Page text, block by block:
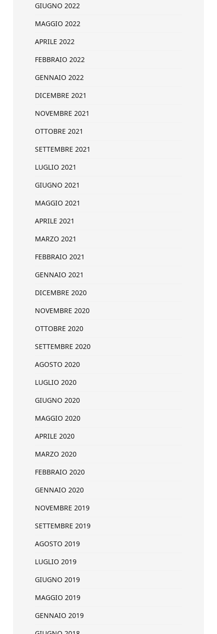
GIUGNO 2022
MAGGIO 2022
APRILE 2022
FEBBRAIO 2022
GENNAIO 2022
DICEMBRE 2021
NOVEMBRE 2021
OTTOBRE 2021
SETTEMBRE 2021
LUGLIO 2021
GIUGNO 2021
MAGGIO 2021
APRILE 2021
MARZO 2021
FEBBRAIO 2021
GENNAIO 2021
DICEMBRE 2020
NOVEMBRE 2020
OTTOBRE 2020
SETTEMBRE 2020
AGOSTO 2020
LUGLIO 2020
GIUGNO 2020
MAGGIO 2020
APRILE 2020
MARZO 2020
FEBBRAIO 2020
GENNAIO 2020
NOVEMBRE 2019
SETTEMBRE 2019
AGOSTO 2019
LUGLIO 2019
GIUGNO 2019
MAGGIO 2019
GENNAIO 2019